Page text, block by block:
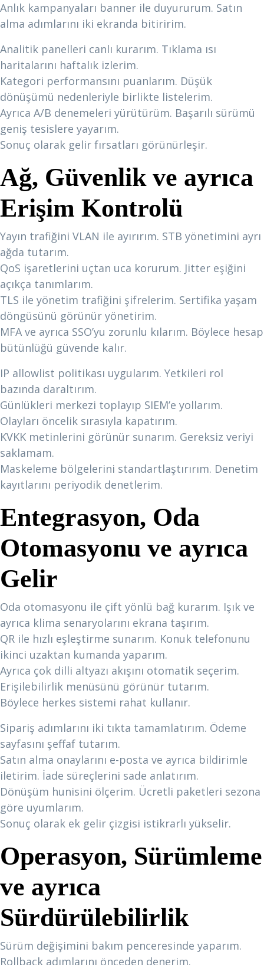
Anlık kampanyaları banner ile duyururum. Satın
alma adımlarını iki ekranda bitiririm.
Analitik panelleri canlı kurarım. Tıklama ısı
haritalarını haftalık izlerim.
Kategori performansını puanlarım. Düşük
dönüşümü nedenleriyle birlikte listelerim.
Ayrıca A/B denemeleri yürütürüm. Başarılı sürümü
geniş tesislere yayarım.
Sonuç olarak gelir fırsatları görünürleşir.
Ağ, Güvenlik ve ayrıca
Erişim Kontrolü
Yayın trafiğini VLAN ile ayırırım. STB yönetimini ayrı
ağda tutarım.
QoS işaretlerini uçtan uca korurum. Jitter eşiğini
açıkça tanımlarım.
TLS ile yönetim trafiğini şifrelerim. Sertifika yaşam
döngüsünü görünür yönetirim.
MFA ve ayrıca SSO’yu zorunlu kılarım. Böylece hesap
bütünlüğü güvende kalır.
IP allowlist politikası uygularım. Yetkileri rol
bazında daraltırım.
Günlükleri merkezi toplayıp SIEM’e yollarım.
Olayları öncelik sırasıyla kapatırım.
KVKK metinlerini görünür sunarım. Gereksiz veriyi
saklamam.
Maskeleme bölgelerini standartlaştırırım. Denetim
kayıtlarını periyodik denetlerim.
Entegrasyon, Oda
Otomasyonu ve ayrıca
Gelir
Oda otomasyonu ile çift yönlü bağ kurarım. Işık ve
ayrıca klima senaryolarını ekrana taşırım.
QR ile hızlı eşleştirme sunarım. Konuk telefonunu
ikinci uzaktan kumanda yaparım.
Ayrıca çok dilli altyazı akışını otomatik seçerim.
Erişilebilirlik menüsünü görünür tutarım.
Böylece herkes sistemi rahat kullanır.
Sipariş adımlarını iki tıkta tamamlatırım. Ödeme
sayfasını şeffaf tutarım.
Satın alma onaylarını e-posta ve ayrıca bildirimle
iletirim. İade süreçlerini sade anlatırım.
Dönüşüm hunisini ölçerim. Ücretli paketleri sezona
göre uyumlarım.
Sonuç olarak ek gelir çizgisi istikrarlı yükselir.
Operasyon, Sürümleme
ve ayrıca
Sürdürülebilirlik
Sürüm değişimini bakım penceresinde yaparım.
Rollback adımlarını önceden denerim.